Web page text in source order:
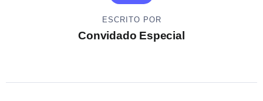
ESCRITO POR
Convidado Especial